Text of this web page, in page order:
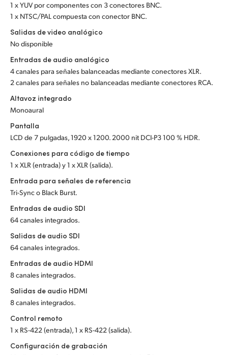
UAE
Ukraine
United States
1 x YUV por componentes con 3 conectores BNC.
1 x NTSC/PAL compuesta con conector BNC.
Salidas de video analógico
No disponible
Entradas de audio analógico
4 canales para señales balanceadas mediante conectores XLR.
2 canales para señales no balanceadas mediante conectores RCA.
Altavoz integrado
Monoaural
Pantalla
LCD de 7 pulgadas, 1920 x 1200. 2000 nit DCI-P3 100 % HDR.
Conexiones para código de tiempo
1 x XLR (entrada) y 1 x XLR (salida).
Entrada para señales de referencia
Tri-Sync o Black Burst.
Entradas de audio SDI
64 canales integrados.
Salidas de audio SDI
64 canales integrados.
Entradas de audio HDMI
8 canales integrados.
Salidas de audio HDMI
8 canales integrados.
Control remoto
1 x RS-422 (entrada), 1 x RS-422 (salida).
Configuración de grabación